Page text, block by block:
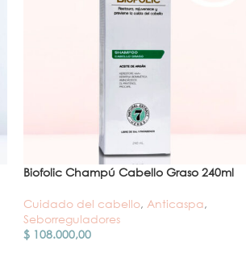
Biofolic Champú Cabello Graso 240ml
Cuidado del cabello, Anticaspa,
Seborreguladores
$108.000,00